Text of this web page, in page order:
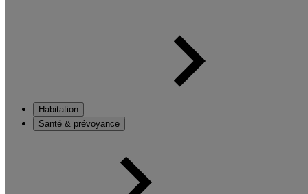
Habitation
Santé & prévoyance